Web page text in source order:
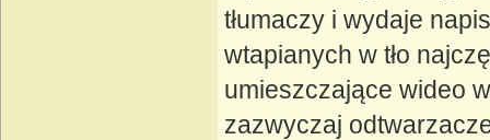
tłumaczy i wydaje
wtapianych w tło
umieszczające wideo
zazwyczaj